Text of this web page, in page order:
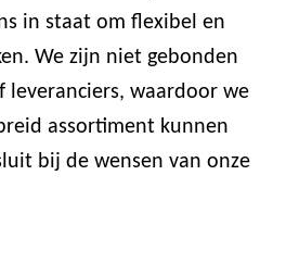
in staat om flexibel en
We zijn niet gebonden
leveranciers, waardoor we
assortiment kunnen
bij de wensen van onze